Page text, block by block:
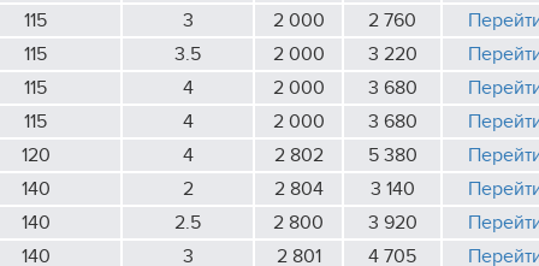
115
3 2 000 2 760
115
3.5 2 000 3 220
115
4 2 000 3 680
115
4 2 000 3 680
120
4 2 802 5 380
140
2 2 804 3 140
140
2.5 2 800 3 920
140
3 2 801 4 705